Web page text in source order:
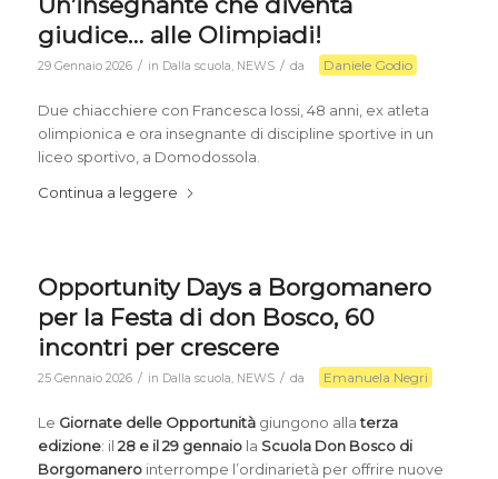
giudice… alle Olimpiadi!
29 Gennaio 2026 / in Dalla scuola NEWS / da Daniele Godio
Due chiacchiere con Francesca Iossi, 48 anni, ex atleta
olimpionica e ora insegnante di discipline sportive in un
liceo sportivo, a Domodossola.
Continua a leggere
Opportunity Days a Borgomanero
per la Festa di don Bosco, 60
incontri per crescere
25 Gennaio 2026 / in Dalla scuola, NEWS / da Emanuela Negri
Le Giornate delle Opportunitàgiungono allaterza
edizione: il 28 e il 29 gennaiola Scuola Don Bosco di
Borgomanerointerrompe l’ordinarietà per offrire nuove